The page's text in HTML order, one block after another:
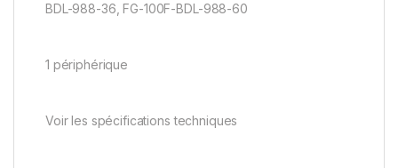
BDL-988-36, FG-100F-BDL-988-60
1 périphérique
Voir les spécifications techniques